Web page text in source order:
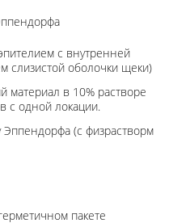
с внутренней
слизистой оболочки щеки)
материал в 10% растворе
с одной локации.
(с физрастворм
пакете